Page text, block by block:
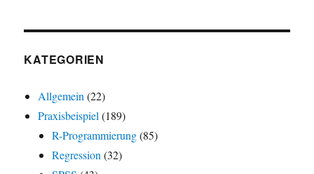
KATEGORIEN
Allgemein (22)
Praxisbeispiel (189)
R-Programmierung(85)
Regression (32)